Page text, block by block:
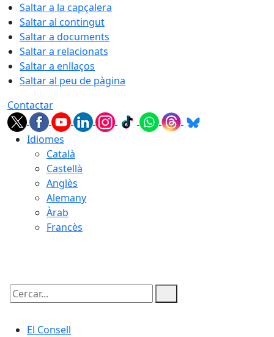
Saltar a la capçalera
Saltar al contingut
Saltar a documents
Saltar a relacionats
Saltar a enllaços
Saltar al peu de pàgina
Contactar
Idiomes
Català
Castellà
Anglès
Alemany
Àrab
Francès
Cercar:
El Consell